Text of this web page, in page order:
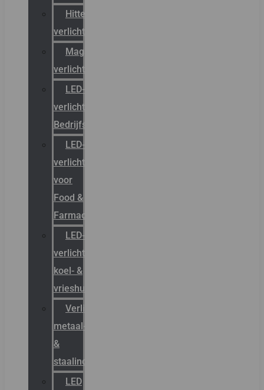
Hittebestendige
verlichting
Magazijn
verlichting
LED-
verlichting
Bedrijfshal
LED-
verlichting
voor
Food &
Farmacie
LED-
verlichting
koel- &
vrieshuizen
Verlichting
metaal-
&
staalindustrie
LED